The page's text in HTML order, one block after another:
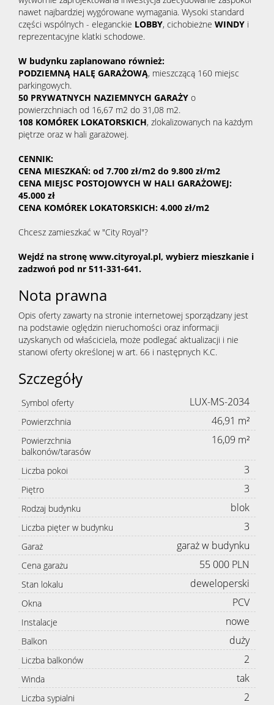
nawet najbardziej wygórowane wymagania. Wysoki standard
części wspólnych - eleganckie LOBBY, cichobieżne WINDY i
reprezentacyjne klatki schodowe.
W budynku zaplanowano również:
PODZIEMNĄ HALĘ GARAŻOWĄ, mieszczącą 160 miejsc
parkingowych.
50 PRYWATNYCH NAZIEMNYCH GARAŻY o
powierzchniach od 16,67 m2 do 31,08 m2.
108 KOMÓREK LOKATORSKICH, zlokalizowanych na każdym
piętrze oraz w hali garażowej.
CENNIK:
CENA MIESZKAŃ: od 7.700 zł/m2 do 9.800 zł/m2
CENA MIEJSC POSTOJOWYCH W HALI GARAŻOWEJ:
45.000 zł
CENA KOMÓREK LOKATORSKICH: 4.000 zł/m2
Chcesz zamieszkać w "City Royal"?
Wejdź na stronę www.cityroyal.pl, wybierz mieszkanie i
zadzwoń pod nr 511-331-641.
Nota prawna
Opis oferty zawarty na stronie internetowej sporządzany jest
na podstawie oględzin nieruchomości oraz informacji
uzyskanych od właściciela, może podlegać aktualizacji i nie
stanowi oferty określonej w art. 66 i następnych K.C.
Szczegóły
Symbol oferty LUX-MS-2034
Powierzchnia 46,91 m²
Powierzchnia
balkonów/tarasów
16,09 m²
Liczba pokoi 3
Piętro 3
Rodzaj budynku blok
Liczba pięter w budynku 3
Garaż garaż w budynku
Cena garażu 55 000 PLN
Stan lokalu deweloperski
Okna PCV
Instalacje nowe
Balkon duży
Liczba balkonów 2
Winda tak
Liczba sypialni 2